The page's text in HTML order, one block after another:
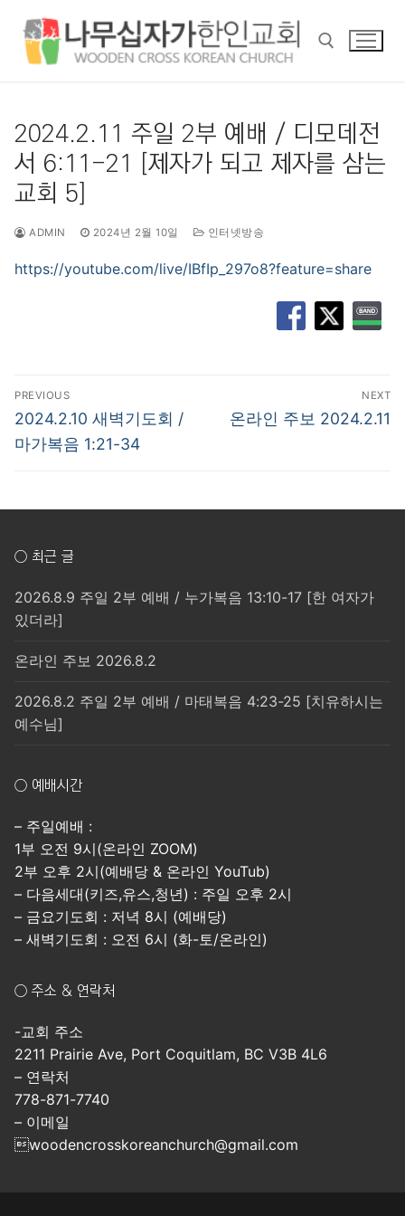
2024.2.11 주일 2부 예배 / 디모데전
서 6:11-21 [제자가 되고 제자를 삼는
교회 5]
ADMIN 2024년 2월 10일 인터넷방송
https://youtube.com/live/IBfIp_297o8?feature=share
글
탐
색
PREVIOUS
Previous
post:
2024.2.10 새벽기도회 /
마가복음 1:21-34
NEXT
Next
온라인 주보 2024.2.11
○ 최근 글
2026.8.9 주일 2부 예배 / 누가복음 13:10-17 [한 여자가
있더라]
온라인 주보 2026.8.2
2026.8.2 주일 2부 예배 / 마태복음 4:23-25 [치유하시는
예수님]
○ 예배시간
– 주일예배 :
1부 오전 9시(온라인 ZOOM)
2부 오후 2시(예배당 & 온라인 YouTub)
– 다음세대(키즈,유스,청년) : 주일 오후 2시
– 금요기도회 : 저녁 8시 (예배당)
– 새벽기도회 : 오전 6시 (화-토/온라인)
○ 주소 & 연락처
-교회 주소
2211 Prairie Ave, Port Coquitlam, BC V3B 4L6
– 연락처
778-871-7740
– 이메일
woodencrosskoreanchurch@gmail.com